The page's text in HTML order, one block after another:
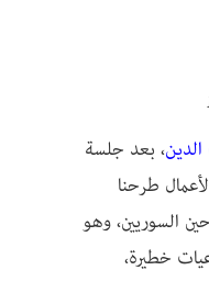
، بعد جلسة
طرحنا
السوريين، وهو
خطيرة،